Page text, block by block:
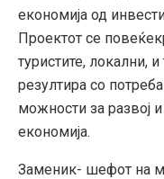
економија од
Проектот се
туристите, локални,
резултира со
можности за развој
економија.
Заменик- шефот на